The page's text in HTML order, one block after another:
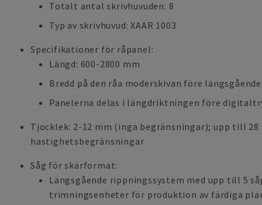
Totalt antal skrivhuvuden: 8
Typ av skrivhuvud: XAAR 1003
Specifikationer för råpanel:
Längd: 600-2800 mm
Bredd på den råa moderskivan före
Panelerna delas i längdriktningen före
Tjocklek: 2-12 mm (inga begränsningar); upp till 28
hastighetsbegränsningar
Såg för skärformat:
Längsgående rippningssystem med upp till 5
trimningsenheter för produktion av färdiga